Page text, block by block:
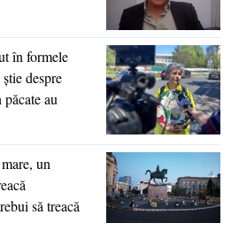
în formele
despre
au
un
să treacă